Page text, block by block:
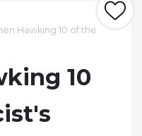
Hawking 10 of the
10